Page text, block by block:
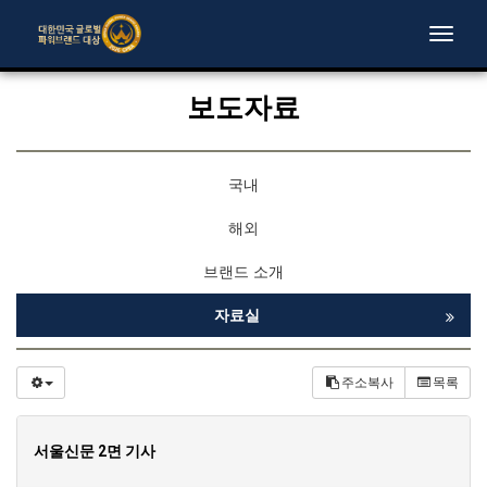
Toggle
보도자료
국내
해외
브랜드 소개
자료실
주소복사 목록
서울신문 2면 기사